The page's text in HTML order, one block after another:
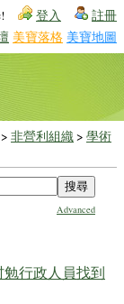
登入 註冊
美寶落格 美寶地圖
> 非營利組織> 學術
Advanced
行政人員找到